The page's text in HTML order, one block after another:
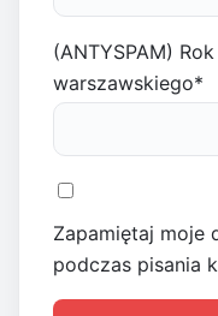
(ANTYSPAM)
warszawskiego*
Zapamiętaj moje
podczas pisania